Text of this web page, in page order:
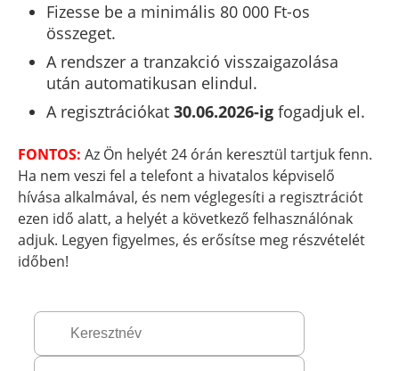
Fizesse be a minimális 80 000 Ft-os
összeget.
A rendszer a tranzakció visszaigazolása
után automatikusan elindul.
A regisztrációkat30.06.2026-igfogadjuk el.
FONTOS: Az Ön helyét 24 órán keresztül tartjuk fenn.
Ha nem veszi fel a telefont a hivatalos képviselő
hívása alkalmával, és nem véglegesíti a regisztrációt
ezen idő alatt, a helyét a következő felhasználónak
adjuk. Legyen figyelmes, és erősítse meg részvételét
időben!